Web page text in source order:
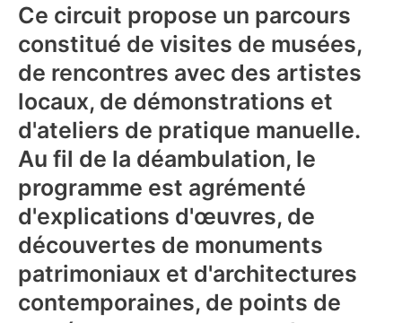
Ce circuit propose un parcours
constitué de visites de musées,
de rencontres avec des artistes
locaux, de démonstrations et
d'ateliers de pratique manuelle.
Au fil de la déambulation, le
programme est agrémenté
d'explications d'œuvres, de
découvertes de monuments
patrimoniaux et d'architectures
contemporaines, de points de